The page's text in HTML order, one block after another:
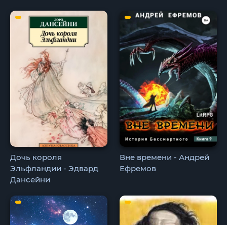
Дочь короля
Эльфландии - Эдвард
Дансейни
Вне времени - Андрей
Ефремов